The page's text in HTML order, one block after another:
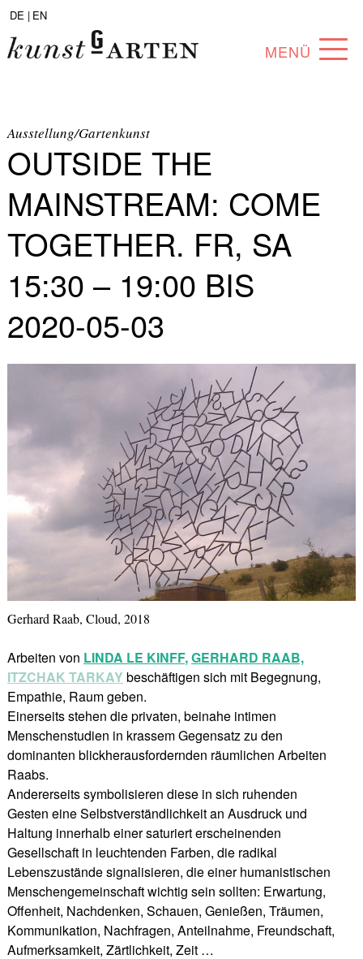
DE | EN
MENÜ
ABOUT
SAMMLUNG
KÜNSTLER*INNEN
PARTNER*INNEN
ANGEBOTE
Ausstellung/Gartenkunst
OUTSIDE THE
MAINSTREAM: COME
TOGETHER. FR, SA
15:30 – 19:00 BIS
2020-05-03
Gerhard Raab, Cloud, 2018
Arbeiten von LINDA LE KINFF,GERHARD RAAB,
ITZCHAK TARKAY beschäftigen sich mit Begegnung,
Empathie, Raum geben.
Einerseits stehen die privaten, beinahe intimen
Menschenstudien in krassem Gegensatz zu den
dominanten blickherausfordernden räumlichen Arbeiten
Raabs.
Andererseits symbolisieren diese in sich ruhenden
Gesten eine Selbstverständlichkeit an Ausdruck und
Haltung innerhalb einer saturiert erscheinenden
Gesellschaft in leuchtenden Farben, die radikal
Lebenszustände signalisieren, die einer humanistischen
Menschengemeinschaft wichtig sein sollten: Erwartung,
Offenheit, Nachdenken, Schauen, Genießen, Träumen,
Kommunikation, Nachfragen, Anteilnahme, Freundschaft,
Aufmerksamkeit, Zärtlichkeit, Zeit …